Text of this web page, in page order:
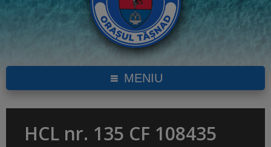
MENIU
HCL nr. 135 CF 108435